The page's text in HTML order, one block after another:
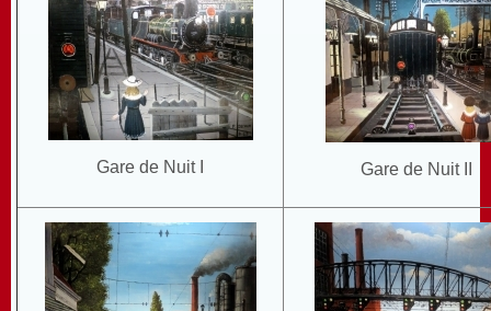
Gare de Nuit I Gare de Nuit II